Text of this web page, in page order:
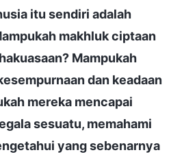
itu sendiri adalah
makhluk ciptaan
Mampukah
dan keadaan
mereka mencapai
sesuatu, memahami
yang sebenarnya